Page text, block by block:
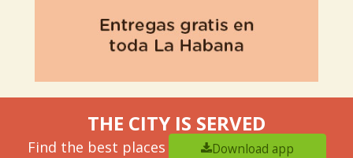
THE CITY IS SERVED
Find the best places Download app